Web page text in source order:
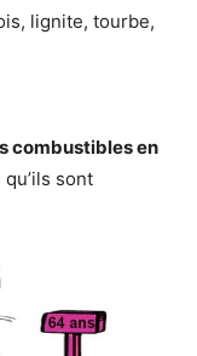
lignite, tourbe,
combustibles en
qu’ils sont